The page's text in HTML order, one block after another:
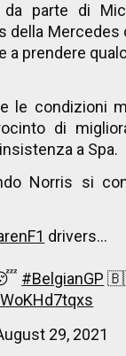
parte di
della Mercedes
a prendere
le condizioni
di
a Spa.
Norris si
drivers...
#BelgianGP
29, 2021